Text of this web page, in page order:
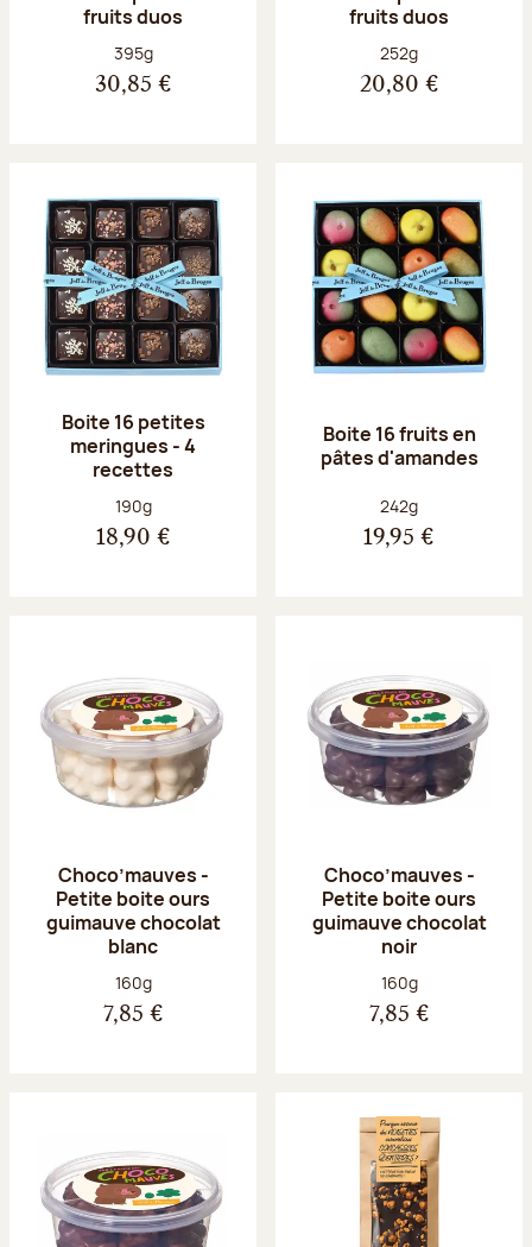
fruits duos
Poids net :
395g
30,85 €
fruits duos
Poids net :
252g
20,80 €
Boite 16 petites
meringues - 4
recettes
Poids net :
190g
18,90 €
Boite 16 fruits en
pâtes d'amandes
Poids net :
242g
19,95 €
Choco’mauves -
Petite boite ours
guimauve chocolat
blanc
Poids net :
160g
7,85 €
Choco’mauves -
Petite boite ours
guimauve chocolat
noir
Poids net :
160g
7,85 €